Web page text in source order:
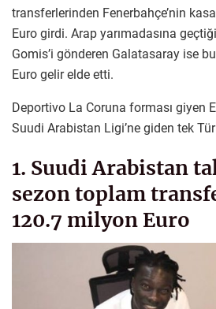
transferlerinden Fenerbahçe’nin
Euro girdi. Arap yarımadasına
Gomis’i gönderen Galatasaray ise
Euro gelir elde etti.
Deportivo La Coruna forması giyen
Suudi Arabistan Ligi’ne giden tek
1. Suudi Arabistan
sezon toplam
120.7 milyon Euro